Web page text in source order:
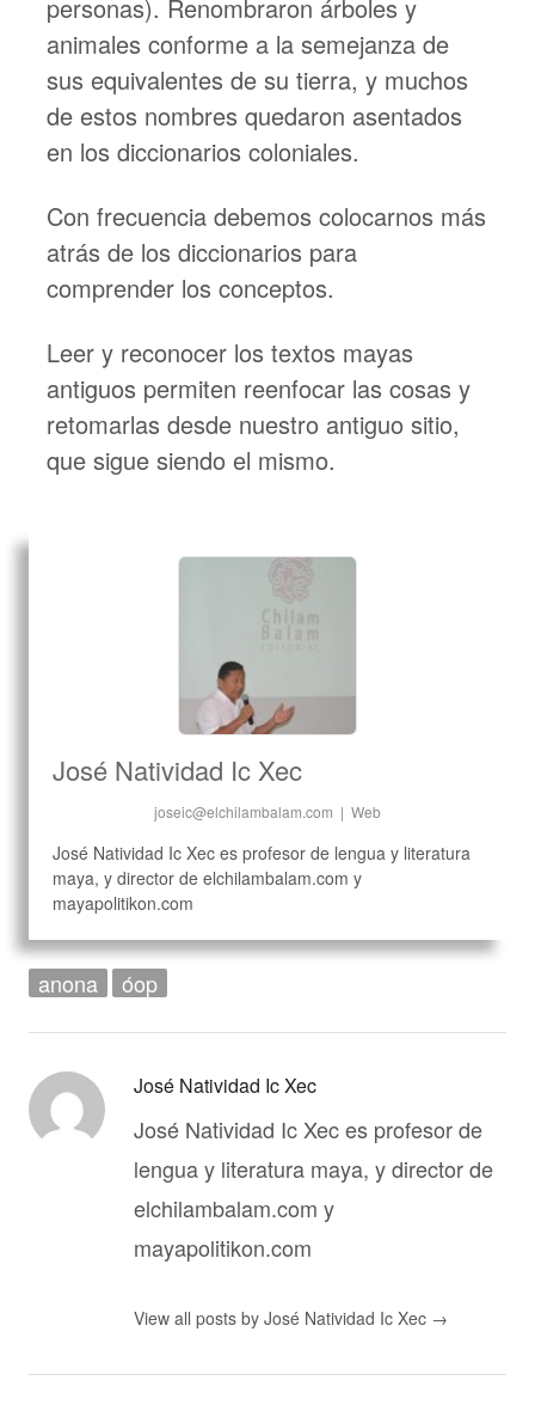
personas). Renombraron árboles y
animales conforme a la semejanza de
sus equivalentes de su tierra, y muchos
de estos nombres quedaron asentados
en los diccionarios coloniales.
Con frecuencia debemos colocarnos más
atrás de los diccionarios para
comprender los conceptos.
Leer y reconocer los textos mayas
antiguos permiten reenfocar las cosas y
retomarlas desde nuestro antiguo sitio,
que sigue siendo el mismo.
José Natividad Ic Xec
joseic@elchilambalam.com | Web
José Natividad Ic Xec es profesor de lengua y literatura
maya, y director de elchilambalam.com y
mayapolitikon.com
anona óop
José Natividad Ic Xec
José Natividad Ic Xec es profesor de
lengua y literatura maya, y director de
elchilambalam.com y
mayapolitikon.com
View all posts by José Natividad Ic Xec →